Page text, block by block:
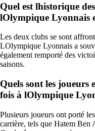
Quel est lhistorique
lOlympique Lyonnais
Les deux clubs se sont
LOlympique Lyonnais a
également remporté des
saisons.
Quels sont les joueurs
fois à lOlympique
Plusieurs joueurs ont porté
carrière, tels que Hatem